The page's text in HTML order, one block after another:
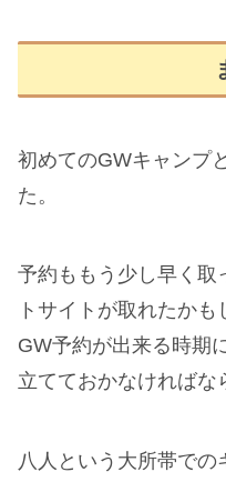
初めてのGWキャンプ
た。
予約ももう少し早く取
トサイトが取れたか
GW予約が出来る時期
立てておかなければな
八人という大所帯で